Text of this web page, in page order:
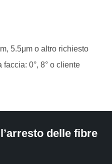
5.5μm o altro richiesto
0°, 8° o cliente
delle fibre